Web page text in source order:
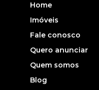
Home
Imóveis
Fale conosco
Quero anunciar
Quem somos
Blog